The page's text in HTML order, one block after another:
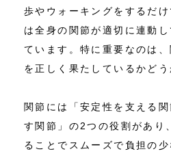
歩やウォーキングをするだ
は全身の関節が適切に連動
ています。特に重要なのは
を正しく果たしているかどう
関節には「安定性を支える
す関節」の2つの役割があり
ることでスムーズで負担の